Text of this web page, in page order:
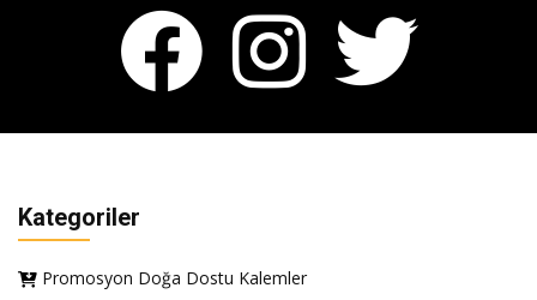
Kategoriler
Promosyon Doğa Dostu Kalemler